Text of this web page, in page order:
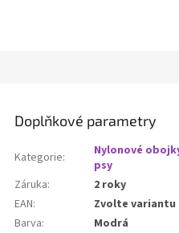
Doplňkové parametry
Kategorie:
Nylonové
psy
Záruka:
2 roky
EAN:
Zvolte variantu
Barva:
Modrá